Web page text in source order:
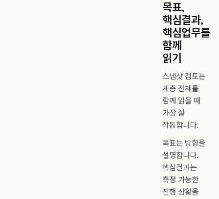
목표,
핵심결과,
핵심업무를
함께
읽기
스냅샷 검토는
계층 전체를
함께 읽을 때
가장 잘
작동합니다.
목표는 방향을
설명합니다.
핵심결과는
측정 가능한
진행 상황을